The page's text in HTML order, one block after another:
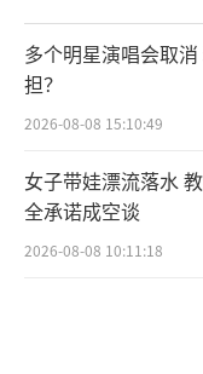
多个明星演唱会取
担？
2026-08-08 15:10:49
女子带娃漂流落水
全承诺成空谈
2026-08-08 10:11:18